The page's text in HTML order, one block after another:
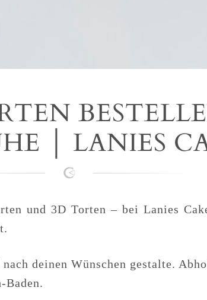
│ LANIES
und 3D Torten – bei Lanies
deinen Wünschen gestalte.
Baden.